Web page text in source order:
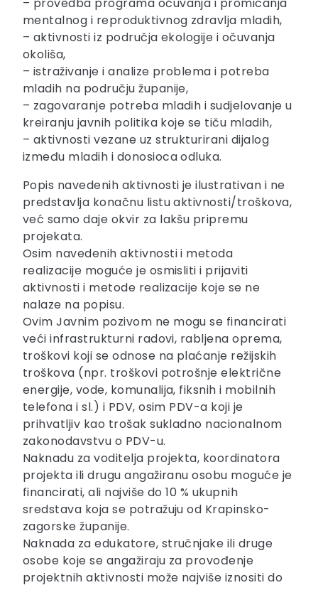
mentalnog i reproduktivnog zdravlja mladih,
– aktivnosti iz područja ekologije i očuvanja
okoliša,
– istraživanje i analize problema i potreba
mladih na području županije,
– zagovaranje potreba mladih i sudjelovanje u
kreiranju javnih politika koje se tiču mladih,
– aktivnosti vezane uz strukturirani dijalog
između mladih i donosioca odluka.
Popis navedenih aktivnosti je ilustrativan i ne
predstavlja konačnu listu aktivnosti/troškova,
već samo daje okvir za lakšu pripremu
projekata.
Osim navedenih aktivnosti i metoda
realizacije moguće je osmisliti i prijaviti
aktivnosti i metode realizacije koje se ne
nalaze na popisu.
Ovim Javnim pozivom ne mogu se financirati
veći infrastrukturni radovi, rabljena oprema,
troškovi koji se odnose na plaćanje režijskih
troškova (npr. troškovi potrošnje električne
energije, vode, komunalija, fiksnih i mobilnih
telefona i sl.) i PDV, osim PDV-a koji je
prihvatljiv kao trošak sukladno nacionalnom
zakonodavstvu o PDV-u.
Naknadu za voditelja projekta, koordinatora
projekta ili drugu angažiranu osobu moguće je
financirati, ali najviše do 10 % ukupnih
sredstava koja se potražuju od Krapinsko-
zagorske županije.
Naknada za edukatore, stručnjake ili druge
osobe koje se angažiraju za provođenje
projektnih aktivnosti može najviše iznositi do